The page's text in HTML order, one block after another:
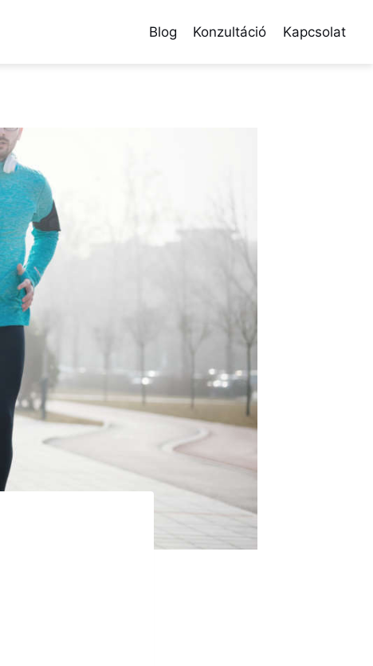
Blog Konzultáció Kapcsolat